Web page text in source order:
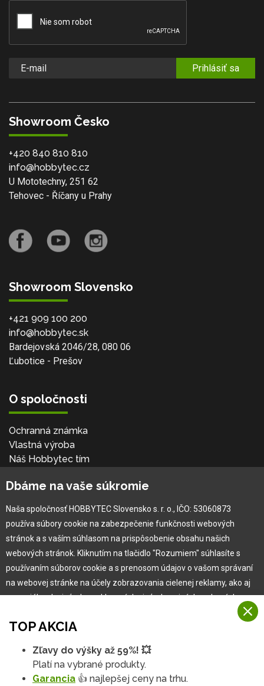
Prihlásiť sa
Showroom Česko
+420 840 810 810
info@hobbytec.cz
U Mototechny, 251 62
Tehovec - Říčany u Prahy
Showroom Slovensko
+421 909 100 200
info@hobbytec.sk
Bardejovská 2046/28, 080 06
Ľubotice - Prešov
O spoločnosti
Ochranná známka
Vlastná výroba
Náš Hobbytec tím
Naša história
Pre zákazníka
Garancia najlepšej ceny
Užívateľský manuál
Reklamácia
TOP AKCIA
Zľavy do výšky až 59%! 💥
Platí na vybrané produkty.
Garancia 👍 najlepšej ceny na trhu.
Dbáme na vaše súkromie
Naša spoločnosť HOBBYTEC Slovensko s. r. o., IČO: 53060873
používa súbory cookie na zabezpečenie funkčnosti webových
stránok a s vaším súhlasom na prispôsobenie obsahu našich
webových stránok. Kliknutím na tlačidlo "Rozumiem" súhlasíte s
používaním súborov cookie a s prenosom údajov o vašom správaní
na webovej stránke na účely zobrazovania cielenej reklamy, ako aj
na sociálnych sieťach a reklamných sieťach na iných webových
Viac informácií
Na našich webových stránkach používame niekoľko kategórií
Rozumiem